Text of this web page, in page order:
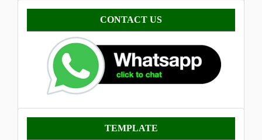
Contact CONTACT US
Template TEMPLATE